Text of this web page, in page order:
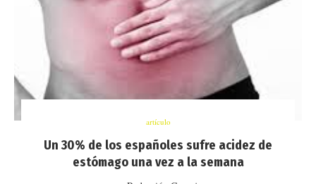
artículo
Un 30% de los españoles sufre acidez de
estómago una vez a la semana